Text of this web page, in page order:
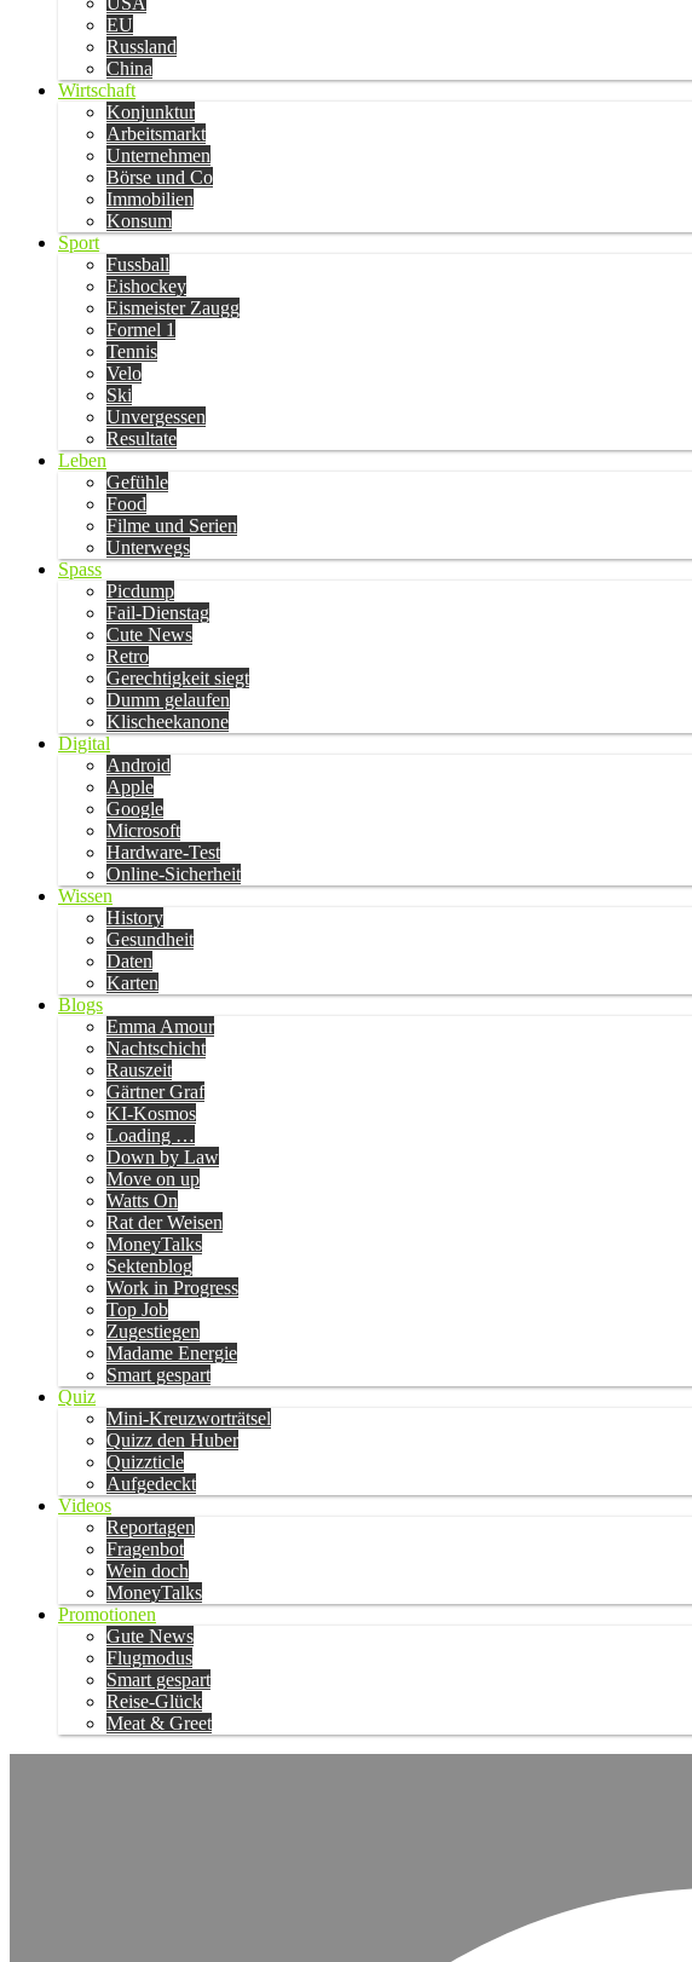
EU
Russland
China
Wirtschaft
Konjunktur
Arbeitsmarkt
Unternehmen
Börse und Co
Immobilien
Konsum
Sport
Fussball
Eishockey
Eismeister Zaugg
Formel 1
Tennis
Velo
Ski
Unvergessen
Resultate
Leben
Gefühle
Food
Filme und Serien
Unterwegs
Spass
Picdump
Fail-Dienstag
Cute News
Retro
Gerechtigkeit siegt
Dumm gelaufen
Klischeekanone
Digital
Android
Apple
Google
Microsoft
Hardware-Test
Online-Sicherheit
Wissen
History
Gesundheit
Daten
Karten
Blogs
Emma Amour
Nachtschicht
Rauszeit
Gärtner Graf
KI-Kosmos
Loading …
Down by Law
Move on up
Watts On
Rat der Weisen
MoneyTalks
Sektenblog
Work in Progress
Top Job
Zugestiegen
Madame Energie
Smart gespart
Quiz
Mini-Kreuzworträtsel
Quizz den Huber
Quizzticle
Aufgedeckt
Videos
Reportagen
Fragenbot
Wein doch
MoneyTalks
Promotionen
Gute News
Flugmodus
Smart gespart
Reise-Glück
Meat & Greet